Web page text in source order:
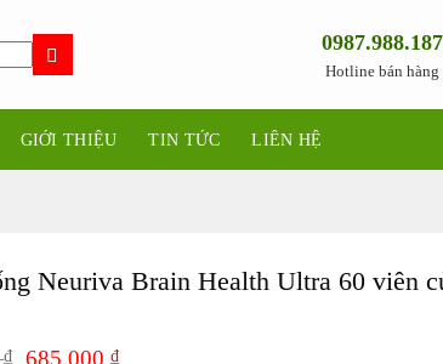
0987.988.187
Hotline bán hàng
GIỚI THIỆU TIN TỨC LIÊN HỆ
Neuriva Brain Health Ultra 60 viên
₫
Giá
685.000 ₫Giá